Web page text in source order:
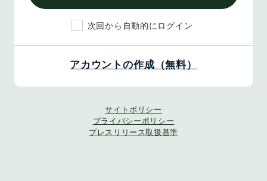
次回から自動的にログイン
アカウントの作成（無料）
サイトポリシー
プライバシーポリシー
プレスリリース取扱基準